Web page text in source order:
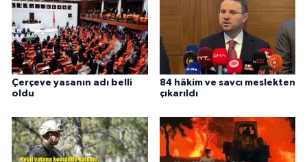
Çerçeve yasanın adı belli
oldu
84 hâkim ve savcı meslekten
çıkarıldı